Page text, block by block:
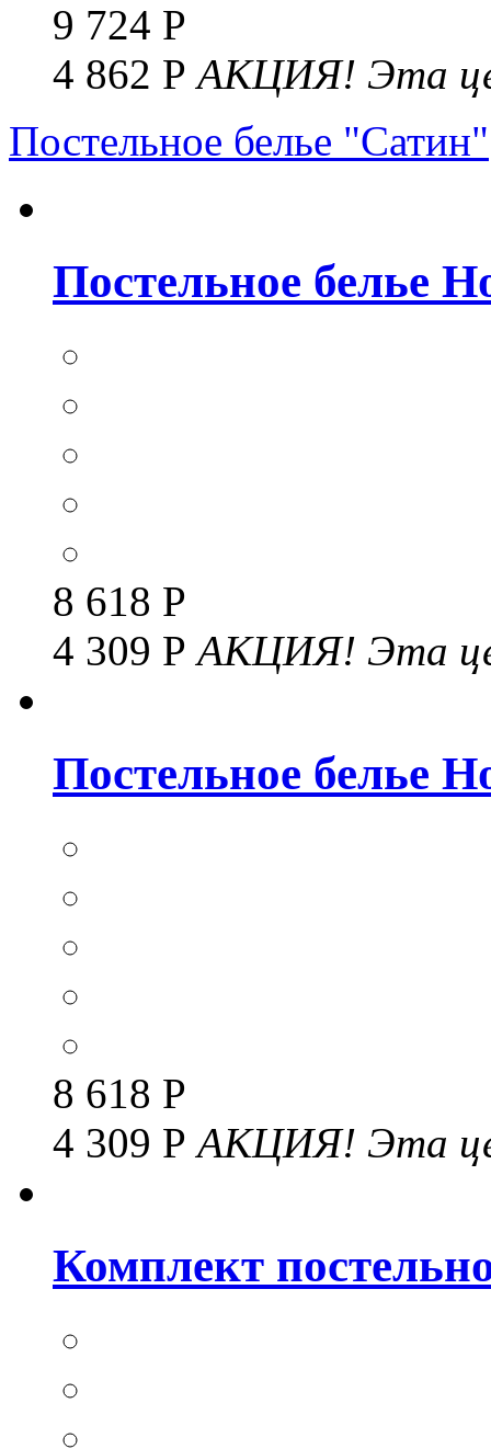
9 724 Р
4 862 РАКЦИЯ! Эта
Постельное белье "Сатин"
Постельное белье
8 618 Р
4 309 РАКЦИЯ! Эта
Постельное белье
8 618 Р
4 309 РАКЦИЯ! Эта
Комплект